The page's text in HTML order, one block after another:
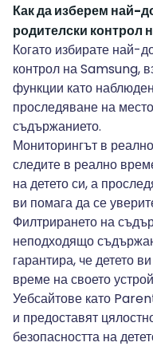
Как да изберем най-
родителски контрол
Когато избирате най-
контрол на Samsung,
функции като
проследяване на
съдържанието.
Мониторингът в
следите в реално
на детето си, а
ви помага да се
Филтрирането на
неподходящо
гарантира, че детето
време на своето
Уебсайтове като
и предоставят
безопасността на